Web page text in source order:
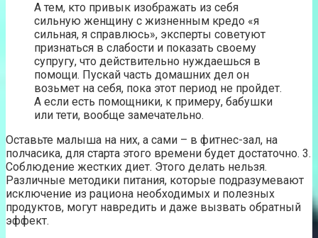
А тем, кто привык изображать из себя
сильную женщину с жизненным кредо «я
сильная, я справлюсь», эксперты советуют
признаться в слабости и показать своему
супругу, что действительно нуждаешься в
помощи. Пускай часть домашних дел он
возьмет на себя, пока этот период не пройдет.
А если есть помощники, к примеру, бабушки
или тети, вообще замечательно.
Оставьте малыша на них, а сами – в фитнес-зал, на
полчасика, для старта этого времени будет достаточно. 3.
Соблюдение жестких диет. Этого делать нельзя.
Различные методики питания, которые подразумевают
исключение из рациона необходимых и полезных
продуктов, могут навредить и даже вызвать обратный
эффект.